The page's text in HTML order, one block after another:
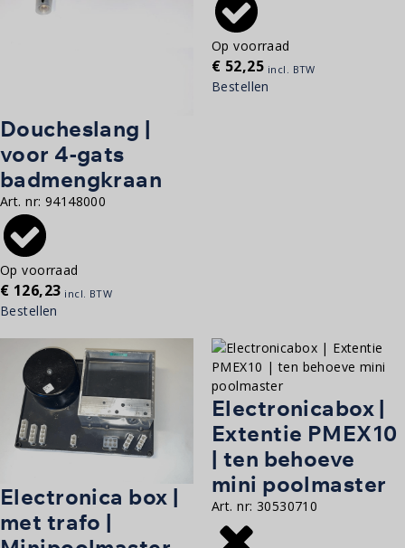
Doucheslang |
voor 4-gats
badmengkraan
Art. nr: 94148000
Op voorraad
€ 126,23 incl. BTW
Bestellen
Op voorraad
€ 52,25 incl. BTW
Bestellen
Electronica box |
met trafo |
Electronicabox |
Extentie PMEX10
| ten behoeve
mini poolmaster
Art. nr: 30530710